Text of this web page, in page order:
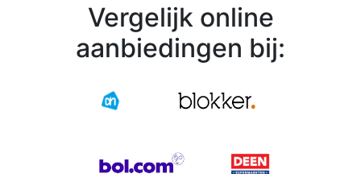
Vergelijk online
aanbiedingen bij: